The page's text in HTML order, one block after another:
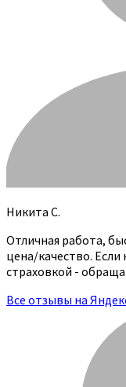
Никита С.
Отличная работа,
цена/качество. Если
страховкой -
Все отзывы на